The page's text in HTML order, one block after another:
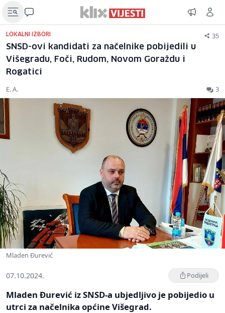
LOKALNI IZBORI 35
SNSD-ovi kandidati za načelnike pobijedili u
Višegradu, Foči, Rudom, Novom Goraždu i
Rogatici
E. A. 3
Mladen Đurević
07.10.2024. Podijeli
Mladen Đurević iz SNSD-a ubjedljivo je pobijedio u
utrci za načelnika općine Višegrad.